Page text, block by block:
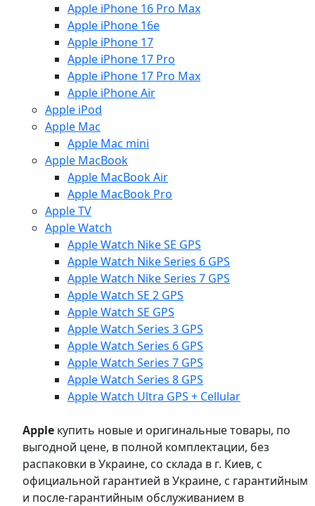
Apple iPhone 16 Pro Max
Apple iPhone 16e
Apple iPhone 17
Apple iPhone 17 Pro
Apple iPhone 17 Pro Max
Apple iPhone Air
Apple iPod
Apple Mac
Apple Mac mini
Apple MacBook
Apple MacBook Air
Apple MacBook Pro
Apple TV
Apple Watch
Apple Watch Nike SE GPS
Apple Watch Nike Series 6 GPS
Apple Watch Nike Series 7 GPS
Apple Watch SE 2 GPS
Apple Watch SE GPS
Apple Watch Series 3 GPS
Apple Watch Series 6 GPS
Apple Watch Series 7 GPS
Apple Watch Series 8 GPS
Apple Watch Ultra GPS + Cellular
Apple купить новые и оригинальные товары, по
выгодной цене, в полной комплектации, без
распаковки в Украине, со склада в г. Киев, с
официальной гарантией в Украине, с гарантийным
и после-гарантийным обслуживанием в